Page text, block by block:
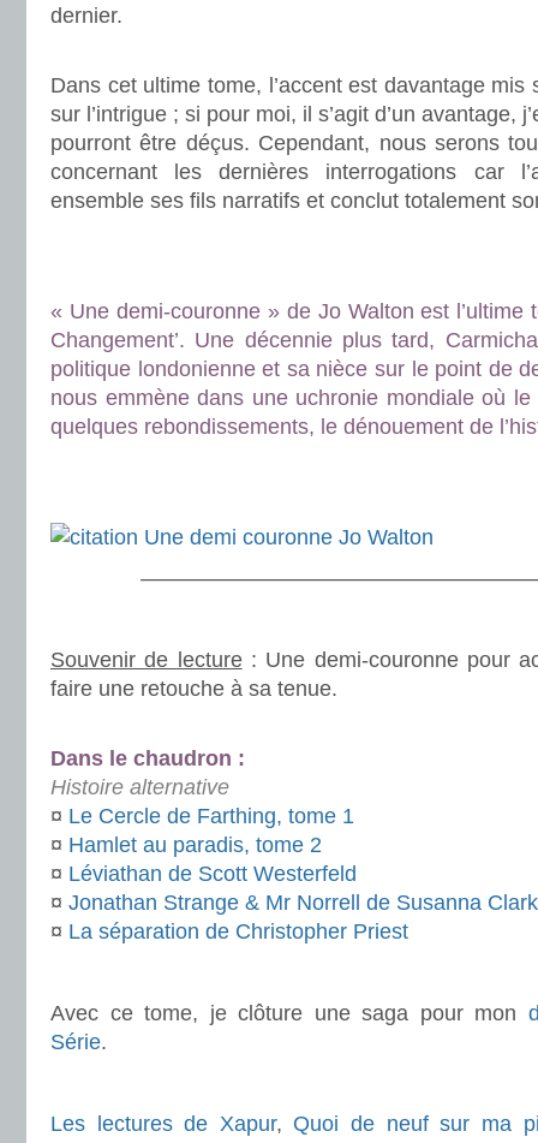
dernier.
Dans cet ultime tome, l’accent est davantage
sur l’intrigue ; si pour moi, il s’agit d’un avantage,
pourront être déçus. Cependant, nous serons
concernant les dernières interrogations car
ensemble ses fils narratifs et conclut totalement
« Une demi-couronne » de Jo Walton est l’ultime
Changement’. Une décennie plus tard,
politique londonienne et sa nièce sur le point de
nous emmène dans une uchronie mondiale où
quelques rebondissements, le dénouement de
Souvenir de lecture: Une demi-couronne pour
faire une retouche à sa tenue.
Dans le chaudron :
Histoire alternative
¤ Le Cercle de Farthing, tome 1
¤ Hamlet au paradis, tome 2
¤ Léviathan de Scott Westerfeld
¤ Jonathan Strange & Mr Norrell de Susanna
¤ La séparation de Christopher Priest
Avec ce tome, je clôture une saga pour mon
Série.
Les lectures de Xapur, Quoi de neuf sur ma